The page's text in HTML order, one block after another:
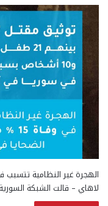
لاهاي – قالت الشبكة